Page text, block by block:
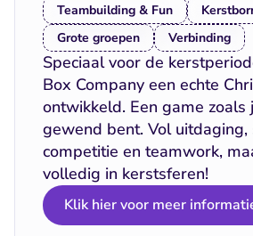
Teambuilding & Fun
Grote groepen
Verbinding
Speciaal voor de
Box Company een echte
ontwikkeld. Een game zoals
gewend bent. Vol uitdaging,
competitie en teamwork,
volledig in kerstsferen!
Klik hier voor meer